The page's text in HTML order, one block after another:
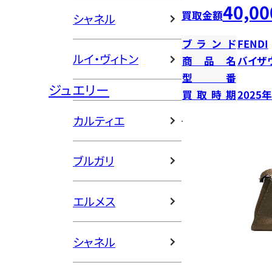
シャネル
ルイ・ヴィトン
ジュエリー
カルティエ
ブルガリ
エルメス
シャネル
買取金額
ブランドFENDI
商品名バイザ
型番
買取時期2025